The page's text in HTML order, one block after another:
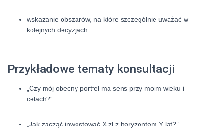
wskazanie obszarów, na które szczególnie uważać w
kolejnych decyzjach.
Przykładowe tematy konsultacji
„Czy mój obecny portfel ma sens przy moim wieku i
celach?”
„Jak zacząć inwestować X zł z horyzontem Y lat?”